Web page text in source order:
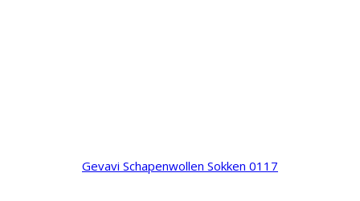
Gevavi Schapenwollen Sokken 0117